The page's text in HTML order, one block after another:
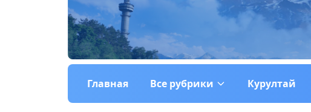
Главная Все рубрики Курултай